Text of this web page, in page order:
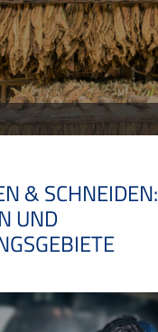
& SCHNEIDEN:
UND